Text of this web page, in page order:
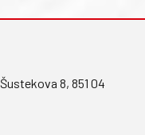
8, 851 04